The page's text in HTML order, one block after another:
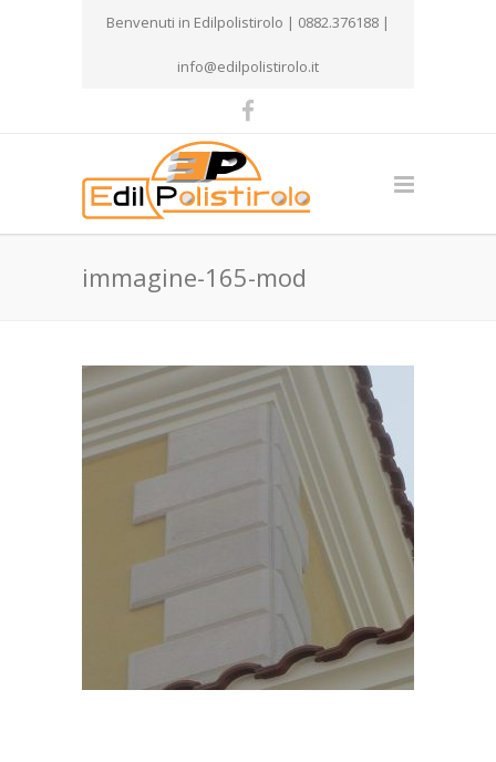
Benvenuti in Edilpolistirolo | 0882.376188 |
info@edilpolistirolo.it
immagine-165-mod